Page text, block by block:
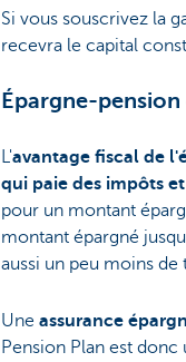
Si vous souscrivez la
recevra le capital
Épargne-
L'avantage fiscal de
qui paie des impôts
pour un montant
montant épargné
aussi un peu moins
Une assurance
Pension Plan est